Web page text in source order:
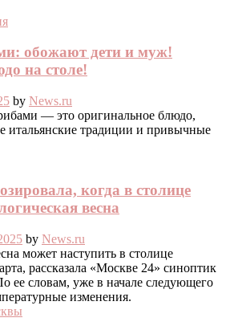
обожают дети и муж!
на столе!
by News.ru
— это оригинальное блюдо,
итальянские традиции и привычные
когда в столице
весна
by News.ru
может наступить в столице
рассказала «Москве 24» синоптик
ее словам, уже в начале следующего
изменения.